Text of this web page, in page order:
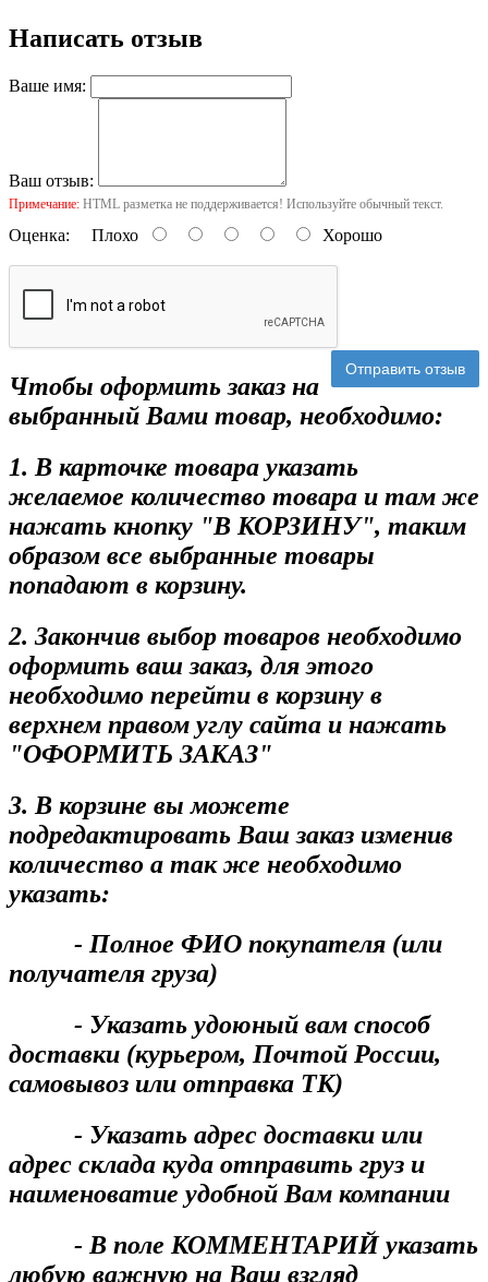
Написать отзыв
Ваше имя:
Ваш отзыв:
Примечание: HTML разметка не поддерживается! Используйте обычный текст.
Оценка: Плохо Хорошо
Отправить отзыв
Чтобы оформить заказ на
выбранный Вами товар, необходимо:
1. В карточке товара указать
желаемое количество товара и там же
нажать кнопку "В КОРЗИНУ", таким
образом все выбранные товары
попадают в корзину.
2. Закончив выбор товаров необходимо
оформить ваш заказ, для этого
необходимо перейти в корзину в
верхнем правом углу сайта и нажать
"ОФОРМИТЬ ЗАКАЗ"
3. В корзине вы можете
подредактировать Ваш заказ изменив
количество а так же необходимо
указать:
- Полное ФИО покупателя (или
получателя груза)
- Указать удоюный вам способ
доставки (курьером, Почтой России,
самовывоз или отправка ТК)
- Указать адрес доставки или
адрес склада куда отправить груз и
наименоватие удобной Вам компании
- В поле КОММЕНТАРИЙ указать
любую важную на Ваш взгляд